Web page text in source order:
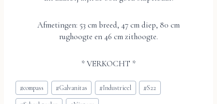
Afmetingen: 53 cm breed, 47 cm diep, 80 cm
rughoogte en 46 cm zithoogte.
* VERKOCHT *
Bericht
tags:
#compass #Galvanitas #Industrieel #S22